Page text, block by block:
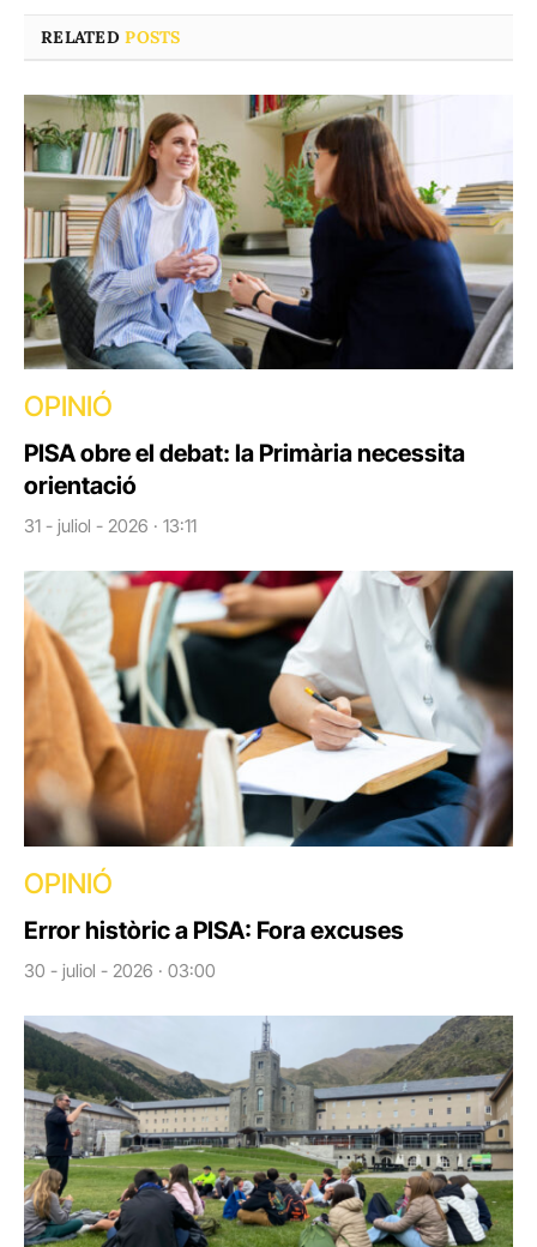
RELATEDPOSTS
OPINIÓ
PISA obre el debat: la Primària necessita
orientació
31 - juliol - 2026 · 13:11
OPINIÓ
Error històric a PISA: Fora excuses
30 - juliol - 2026 · 03:00